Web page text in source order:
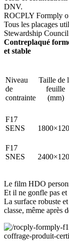
DNV.
ROCPLY Formply
Tous les placages
Stewardship
Contreplaqué
et stable
Niveau
de
contrainte
Taille de
feuille
(mm)
F17
SENS
F17
SNES
Le film HDO
Et il ne gonfle pas et
La surface robuste
classe, même après